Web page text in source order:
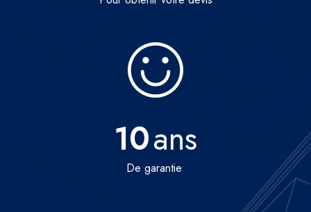
10ans
De garantie